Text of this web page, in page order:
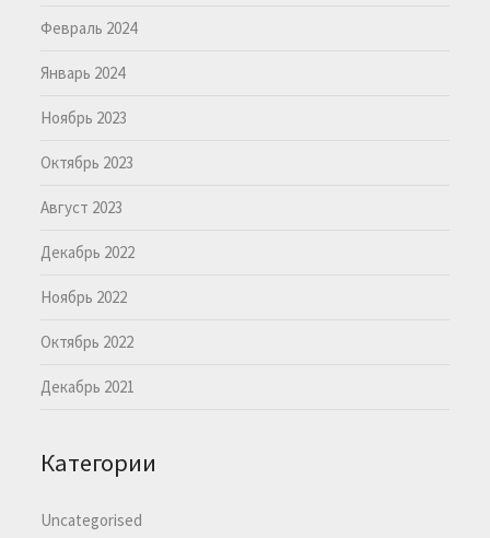
Февраль 2024
Январь 2024
Ноябрь 2023
Октябрь 2023
Август 2023
Декабрь 2022
Ноябрь 2022
Октябрь 2022
Декабрь 2021
Категории
Uncategorised